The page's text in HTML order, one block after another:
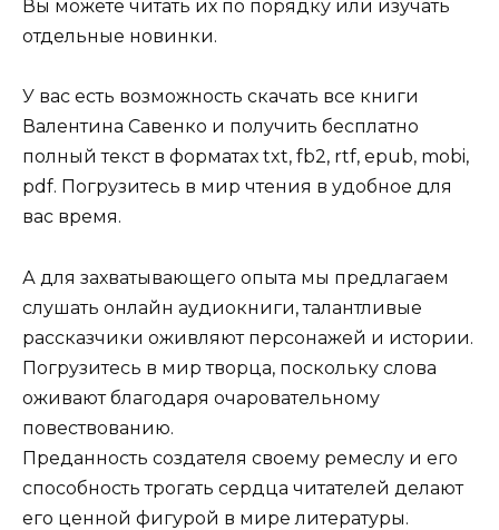
Вы можете читать их по порядку или изучать
отдельные новинки.
У вас есть возможность скачать все книги
Валентина Савенко и получить бесплатно
полный текст в форматах txt, fb2, rtf, epub, mobi,
pdf. Погрузитесь в мир чтения в удобное для
вас время.
А для захватывающего опыта мы предлагаем
слушать онлайн аудиокниги, талантливые
рассказчики оживляют персонажей и истории.
Погрузитесь в мир творца, поскольку слова
оживают благодаря очаровательному
повествованию.
Преданность создателя своему ремеслу и его
способность трогать сердца читателей делают
его ценной фигурой в мире литературы.